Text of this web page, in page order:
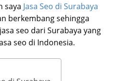
saya Jasa Seo di Surabaya
berkembang sehingga
seo dari Surabaya yang
seo di Indonesia.